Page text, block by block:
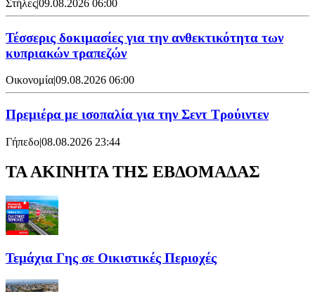
Στήλες|09.08.2026 06:00
Τέσσερις δοκιμασίες για την ανθεκτικότητα των
κυπριακών τραπεζών
Οικονομία|09.08.2026 06:00
Πρεμιέρα με ισοπαλία για την Σεντ Τρούιντεν
Γήπεδο|08.08.2026 23:44
ΤΑ ΑΚΙΝΗΤΑ ΤΗΣ ΕΒΔΟΜΑΔΑΣ
Τεμάχια Γης σε Οικιστικές Περιοχές